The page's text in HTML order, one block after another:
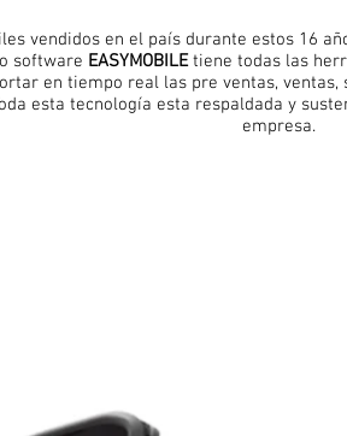
vendidos en el país durante estos 16
software EASYMOBILEtiene todas las
en tiempo real las pre ventas,
esta tecnología esta respaldada y
empresa.